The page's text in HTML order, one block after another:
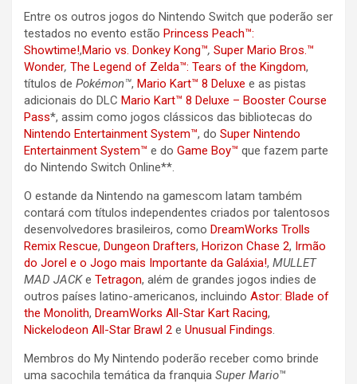
Entre os outros jogos do Nintendo Switch que poderão ser
testados no evento estão Princess Peach™:
Showtime!,Mario vs. Donkey Kong™, Super Mario Bros.™
Wonder, The Legend of Zelda™: Tears of the Kingdom,
títulos de Pokémon™, Mario Kart™ 8 Deluxe e as pistas
adicionais do DLC Mario Kart™ 8 Deluxe – Booster Course
Pass*, assim como jogos clássicos das bibliotecas do
Nintendo Entertainment System™, do Super Nintendo
Entertainment System™ e do Game Boy™ que fazem parte
do Nintendo Switch Online**.
O estande da Nintendo na gamescom latam também
contará com títulos independentes criados por talentosos
desenvolvedores brasileiros, como DreamWorks Trolls
Remix Rescue, Dungeon Drafters, Horizon Chase 2, Irmão
do Jorel e o Jogo mais Importante da Galáxia!, MULLET
MAD JACKe Tetragon, além de grandes jogos indies de
outros países latino-americanos, incluindo Astor: Blade of
the Monolith, DreamWorks All-Star Kart Racing,
Nickelodeon All-Star Brawl 2 e Unusual Findings.
Membros do My Nintendo poderão receber como brinde
uma sacochila temática da franquia Super Mario™